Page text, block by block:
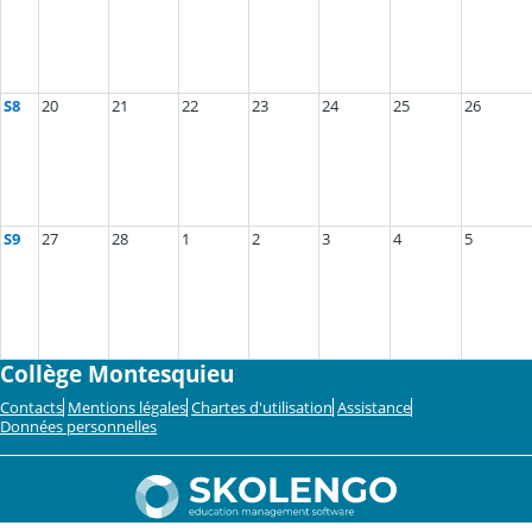
S8 20 21 22 23 24 25 26
S9 27 28 1 2 3 4 5
Collège Montesquieu
Contacts Mentions légales Chartes d'utilisation Assistance
Données personnelles